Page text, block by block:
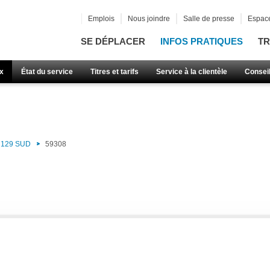
SE DÉPLACER INFOS PRATIQUES
État du service Titres et tarifs Service à la clientèle
Emplois Nous joindre Salle de presse
129 SUD 59308